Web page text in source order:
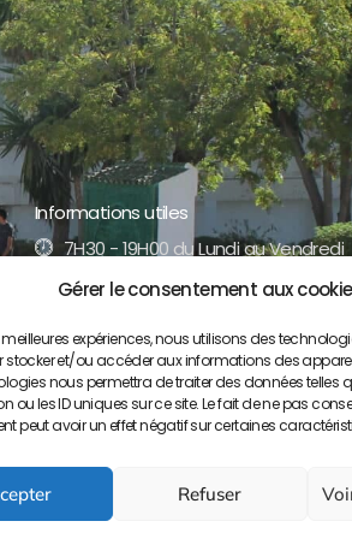
Gérer le consentement aux
meilleures expériences, nous utilisons des
stocker et/ou accéder aux informations des
nous permettra de traiter des données telles
ou les ID uniques sur ce site. Le fait de ne pas
peut avoir un effet négatif sur certaines
Refuser
Informations utiles
7H30 - 19H00 du Lundi au Vendredi
+212 5 35 52 17 51 /52
contact@lyceepaulvalery-ma.org
Boulevard Moulay Youssef BP S/
Meknès